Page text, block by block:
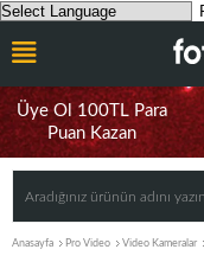
Üye Ol 100TL Para
Puan Kazan
Anasayfa Pro Video Video Kameralar